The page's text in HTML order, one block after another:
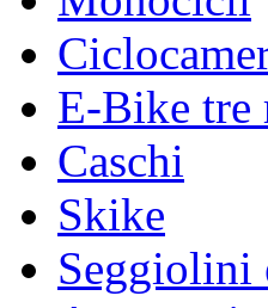
E-Bike tre
Caschi
Skike
Seggiolini